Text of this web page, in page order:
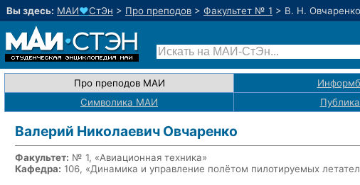
Вы здесь: МАИ♥СтЭн > Про преподов > Факультет № 1 > В. Н. Овчаренко
Про преподов МАИ
Символика МАИ
Валерий Николаевич Овчаренко
Факультет: № 1, «Авиационная техника»
Кафедра: 106, «Динамика и управление полётом пилотируемых